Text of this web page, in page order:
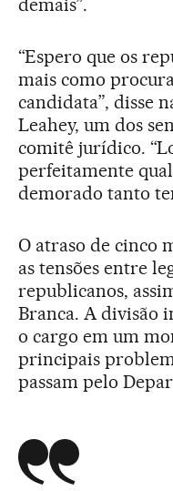
demais”.
“Espero que os
mais como
candidata”, disse
Leahey, um dos
comitê jurídico.
perfeitamente
demorado tanto
O atraso de cinco
as tensões entre
republicanos,
Branca. A divisão
o cargo em um
principais
passam pelo